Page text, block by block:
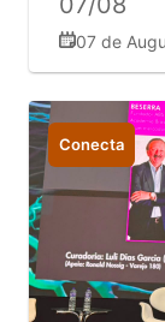
07 de
Conecta